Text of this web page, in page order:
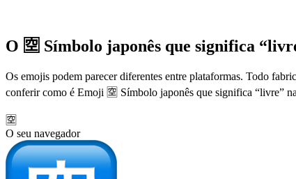
O 🈳 Símbolo japonês que significa
Os emojis podem parecer diferentes entre plataformas. Todo
conferir como é Emoji 🈳 Símbolo japonês que significa “livre”
🈳
O seu navegador